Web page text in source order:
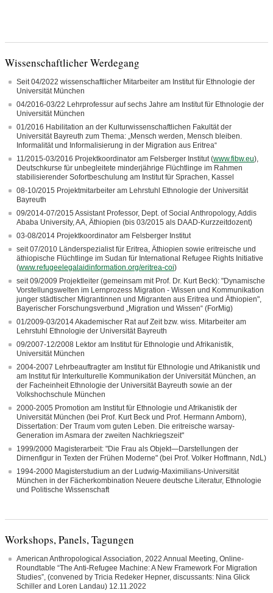
Wissenschaftlicher Werdegang
Seit 04/2022 wissenschaftlicher Mitarbeiter am Institut für Ethnologie der
Universität München
04/2016-03/22 Lehrprofessur auf sechs Jahre am Institut für Ethnologie der
Universität München
01/2016 Habilitation an der Kulturwissenschaftlichen Fakultät der
Universität Bayreuth zum Thema: „Mensch werden, Mensch bleiben.
Informalität und Informalisierung in der Migration aus Eritrea“
11/2015-03/2016 Projektkoordinator am Felsberger Institut (www.fibw.eu),
Deutschkurse für unbegleitete minderjährige Flüchtlinge im Rahmen
stabilisierender Sofortbeschulung am Institut für Sprachen, Kassel
08-10/2015 Projektmitarbeiter am Lehrstuhl Ethnologie der Universität
Bayreuth
09/2014-07/2015 Assistant Professor, Dept. of Social Anthropology, Addis
Ababa University, AA, Äthiopien (bis 03/2015 als DAAD-Kurzzeitdozent)
03-08/2014 Projektkoordinator am Felsberger Institut
seit 07/2010 Länderspezialist für Eritrea, Äthiopien sowie eritreische und
äthiopische Flüchtlinge im Sudan für International Refugee Rights Initiative
(www.refugeelegalaidinformation.org/eritrea-coi)
seit 09/2009 Projektleiter (gemeinsam mit Prof. Dr. Kurt Beck): "Dynamische
Vorstellungswelten im Lernprozess Migration - Wissen und Kommunikation
junger städtischer Migrantinnen und Migranten aus Eritrea und Äthiopien",
Bayerischer Forschungsverbund „Migration und Wissen“ (ForMig)
01/2009-03/2014 Akademischer Rat auf Zeit bzw. wiss. Mitarbeiter am
Lehrstuhl Ethnologie der Universität Bayreuth
09/2007-12/2008 Lektor am Institut für Ethnologie und Afrikanistik,
Universität München
2004-2007 Lehrbeauftragter am Institut für Ethnologie und Afrikanistik und
am Institut für Interkulturelle Kommunikation der Universität München, an
der Facheinheit Ethnologie der Universität Bayreuth sowie an der
Volkshochschule München
2000-2005 Promotion am Institut für Ethnologie und Afrikanistik der
Universität München (bei Prof. Kurt Beck und Prof. Hermann Amborn),
Dissertation: Der Traum vom guten Leben. Die eritreische warsay-
Generation im Asmara der zweiten Nachkriegszeit"
1999/2000 Magisterarbeit: "Die Frau als Objekt—Darstellungen der
Dirnenfigur in Texten der Frühen Moderne" (bei Prof. Volker Hoffmann, NdL)
1994-2000 Magisterstudium an der Ludwig-Maximilians-Universität
München in der Fächerkombination Neuere deutsche Literatur, Ethnologie
und Politische Wissenschaft
Workshops, Panels, Tagungen
American Anthropological Association, 2022 Annual Meeting, Online-
Roundtable “The Anti-Refugee Machine: A New Framework For Migration
Studies”, (convened by Tricia Redeker Hepner, discussants: Nina Glick
Schiller and Loren Landau) 12.11.2022